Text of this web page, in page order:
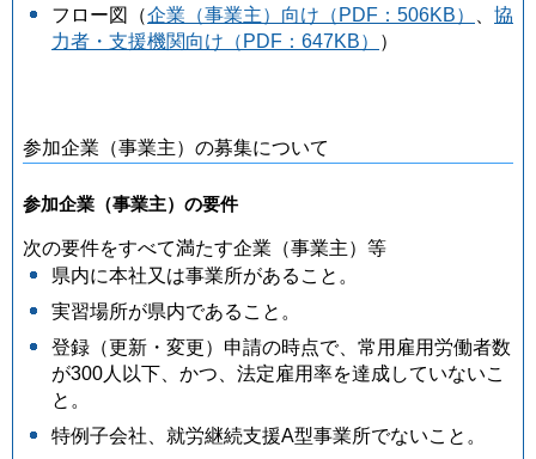
フロー図（企業（事業主）向け（PDF：506KB）
協
力者・支援機関向け（PDF：647KB）
）
参加企業（事業主）の募集について
参加企業（事業主）の要件
次の要件をすべて満たす企業（事業主）等
県内に本社又は事業所があること。
実習場所が県内であること。
登録（更新・変更）申請の時点で、常用雇用労働者数
が300人以下、かつ、法定雇用率を達成していないこ
と。
特例子会社、就労継続支援A型事業所でないこと。